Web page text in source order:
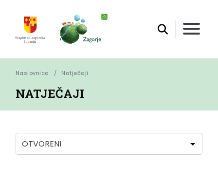
Naslovnica Natječaji
NATJEČAJI